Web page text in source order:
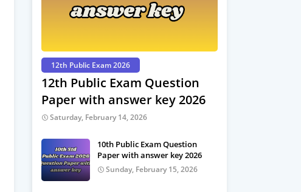
12th Public Exam 2026
12th Public Exam Question
Paper with answer key 2026
Saturday, February 14, 2026
10th Public Exam Question
Paper with answer key 2026
Sunday, February 15, 2026